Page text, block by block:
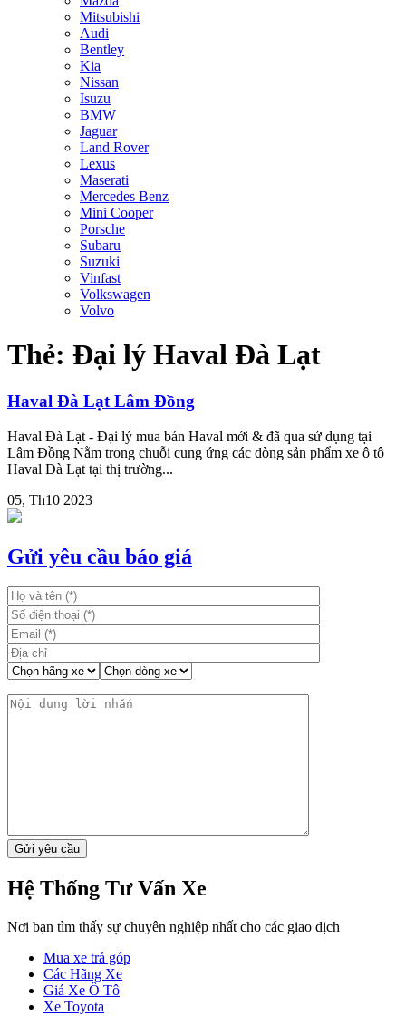
Mitsubishi
Audi
Bentley
Kia
Nissan
Isuzu
BMW
Jaguar
Land Rover
Lexus
Maserati
Mercedes Benz
Mini Cooper
Porsche
Subaru
Suzuki
Vinfast
Volkswagen
Volvo
Thẻ: Đại lý Haval Đà Lạt
Haval Đà Lạt Lâm Đồng
Haval Đà Lạt - Đại lý mua bán Haval mới & đã qua sử dụng tại
Lâm Đồng Nằm trong chuỗi cung ứng các dòng sản phẩm xe ô tô
Haval Đà Lạt tại thị trường...
05, Th10 2023
Gửi yêu cầu báo giá
Hệ Thống Tư Vấn Xe
Nơi bạn tìm thấy sự chuyên nghiệp nhất cho các giao dịch
Mua xe trả góp
Các Hãng Xe
Giá Xe Ô Tô
Xe Toyota